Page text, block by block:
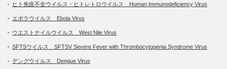
ヒト免疫不全ウイルス・ヒトレトロウイルス Human Immunodeficiency Virus
エボラウイルス Ebola Virus
ウエストナイルウイルス West Nile Virus
SFTSウイルス SFTSV Severe Fever with Thrombocytopenia Syndrome Virus
デングウイルス Dengue Virus